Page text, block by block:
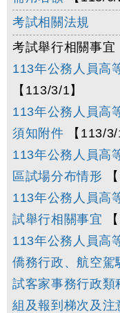
考試相關法規
考試舉行相關事宜
113年公務人員高
【113/3/1】
113年公務人員高
須知附件 【113/3/
113年公務人員高
區試場分布情形
113年公務人員高
試舉行相關事宜
113年公務人員高
僑務行政、航空駕
試客家事務行政類
組及報到梯次及注